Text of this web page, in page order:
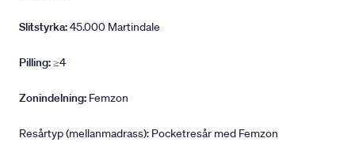
Slitstyrka:45.000 Martindale
Pilling:≥4
Zonindelning: Femzon
Resårtyp (mellanmadrass): Pocketresår med Femzon